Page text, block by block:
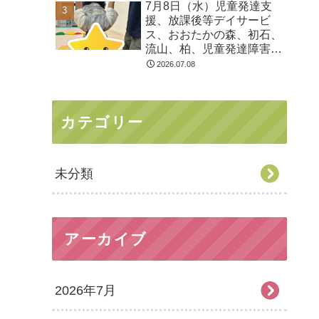
る 発達障害 放デイ 自
閉症 ADHD アスペルガ
ー症候
7月8日（水）児童発達支
援、放課後等デイサービ
ス、おおたかの森、初石、
流山、柏、児童発達障害
運動療育 柳沢運動プログ
2026.07.08
カテゴリー
未分類
アーカイブ
2026年7月